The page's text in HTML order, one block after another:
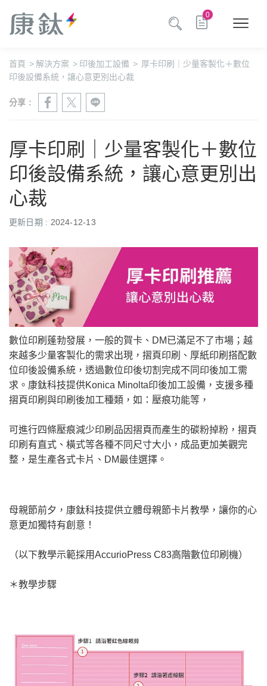
0
首頁 >解決方案 > 印後加工設備 > 厚卡印刷｜少量客製化＋數位
印後設備系統，讓心意更別出心裁
分享 :
厚卡印刷｜少量客製化＋數位
印後設備系統，讓心意更別出
心裁
更新日期 : 2024-12-13
數位印刷蓬勃發展，一般的賀卡、DM已滿足不了市場；越
來越多少量客製化的需求出現，摺頁印刷、厚紙印刷搭配數
位印後設備系統，透過數位印後切割完成不同印後加工需
求。康鈦科技提供Konica Minolta印後加工設備，支援多種
摺頁印刷與印刷後加工種類，如：壓痕功能等，
可進行四條壓痕減少印刷品因摺頁而產生的碳粉掉粉，摺頁
印刷有直式、橫式等各種不同尺寸大小，成品更加美觀完
整，是生產各式卡片、DM最佳選擇。
母親節前夕，康鈦科技提供立體母親節卡片教學，讓你的心
意更加獨特有創意！
（以下教學示範採用AccurioPress C83高階數位印刷機）
＊教學步驟